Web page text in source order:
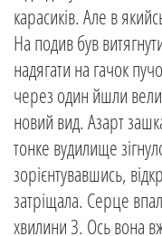
карасиків. Але в
На подив був
надягати на гачок
через один йшли
новий вид. Азарт
тонке вудилище
зорієнтувавшись,
затріщала. Серце
хвилини 3. Ось вона